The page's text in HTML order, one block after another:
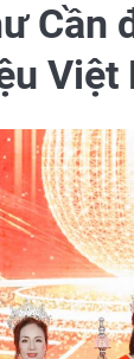
Việt